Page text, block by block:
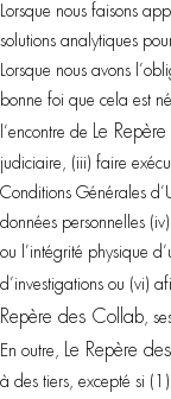
Lorsque nous faisons
solutions analytiques
Lorsque nous avons
bonne foi que cela est
l’encontre de Le
judiciaire, (iii) faire
Conditions Générales
données personnelles
ou l’intégrité physique
d’investigations ou (vi)
Repère des Collab,
En outre, Le Repère
à des tiers, excepté si